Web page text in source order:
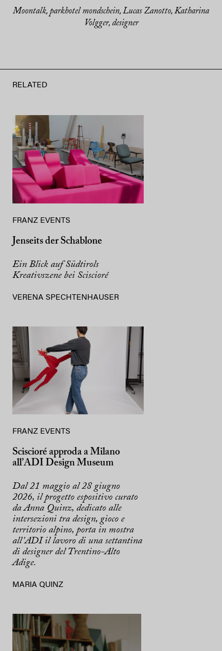
Moontalk, parkhotel mondschein, Lucas Zanotto, Katharina
Volgger, designer
RELATED
FRANZ EVENTS
Jenseits der Schablone
Ein Blick auf Südtirols
Kreativszene bei Sciscioré
VERENA SPECHTENHAUSER
FRANZ EVENTS
Sciscioré approda a Milano
all’ADI Design Museum
Dal 21 maggio al 28 giugno
2026, il progetto espositivo curato
da Anna Quinz, dedicato alle
intersezioni tra design, gioco e
territorio alpino, porta in mostra
all’ADI il lavoro di una settantina
di designer del Trentino-Alto
Adige.
MARIA QUINZ